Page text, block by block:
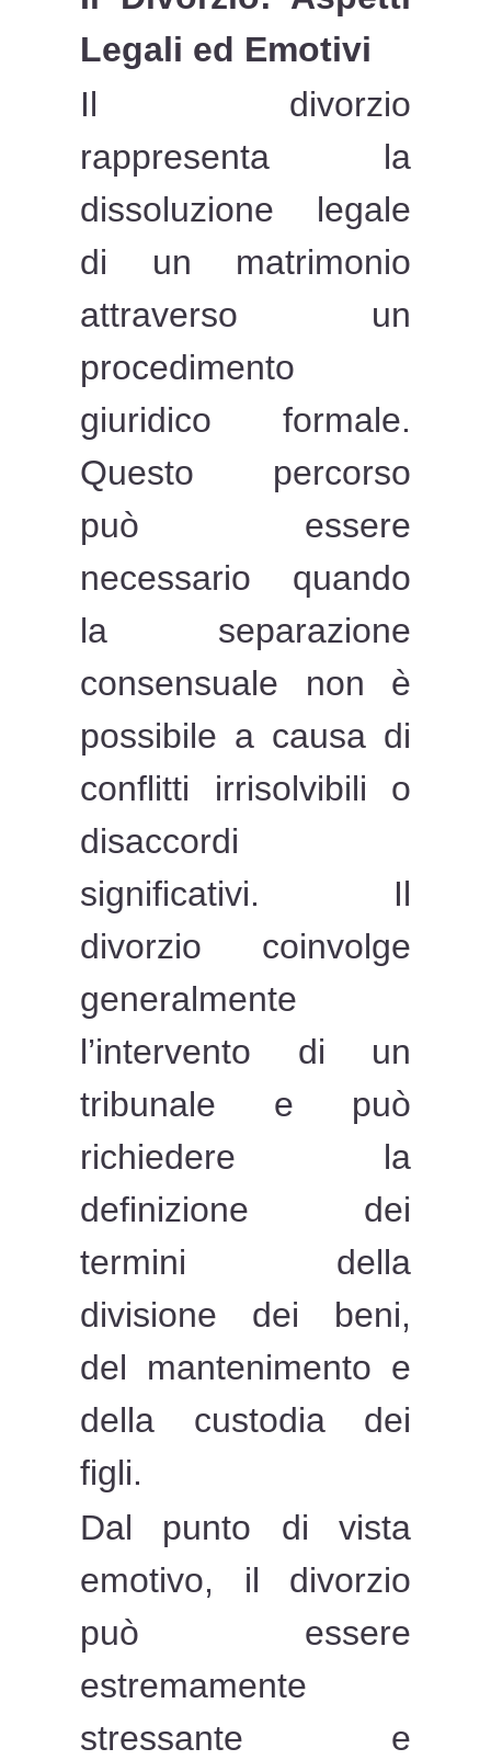
Legali ed Emotivi
Il divorzio
rappresenta la
dissoluzione legale
di un matrimonio
attraverso un
procedimento
giuridico formale.
Questo percorso
può essere
necessario quando
la separazione
consensuale non è
possibile a causa di
conflitti irrisolvibili o
disaccordi
significativi. Il
divorzio coinvolge
generalmente
l’intervento di un
tribunale e può
richiedere la
definizione dei
termini della
divisione dei beni,
del mantenimento e
della custodia dei
figli.
Dal punto di vista
emotivo, il divorzio
può essere
estremamente
stressante e